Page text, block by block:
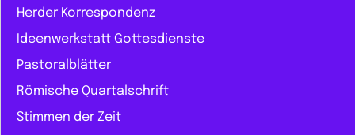
Herder Korrespondenz
Ideenwerkstatt Gottesdienste
Pastoralblätter
Römische Quartalschrift
Stimmen der Zeit